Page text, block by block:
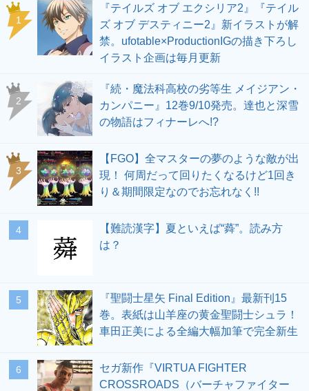
1
『テイルズ オブ エクシリア2』『テイル
ズ オブ デスティニー2』新イラストが解
禁。ufotable×ProductionIGの描き下ろし
イラスト企画は毎月更新
2
『続・魔法科高校の劣等生 メイジアン・
カンパニー』12巻9/10発売。達也と深雪
の物語はフィナーレへ!?
3
【FGO】全マスターの夢のような敵が出
現！ 何周だって回りたくなるけど1回き
り＆期間限定なのでお忘れなく!!
4
【難読漢字】夏といえば“蕣”。読み方
は？
5
『聖闘士星矢 Final Edition』最新刊15
巻。表紙は山羊座の黄金聖闘士シュラ！
車田正美による全編大幅加筆で完全新生
6
セガ新作『VIRTUA FIGHTER
CROSSROADS（バーチャファイター